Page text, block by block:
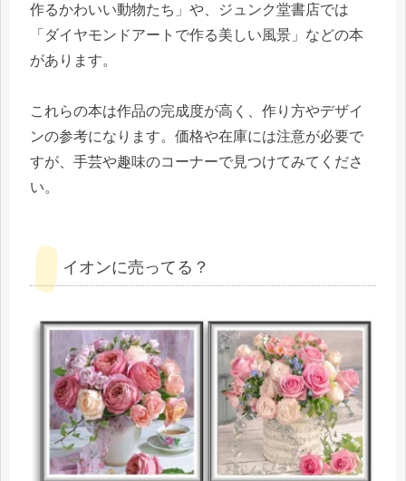
作るかわいい動物たち」や、ジュンク堂書店では
「ダイヤモンドアートで作る美しい風景」などの本
があります。
これらの本は作品の完成度が高く、作り方やデザイ
ンの参考になります。価格や在庫には注意が必要で
すが、手芸や趣味のコーナーで見つけてみてくださ
い。
イオンに売ってる？